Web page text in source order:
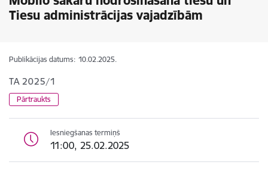
Tiesu administrācijas vajadzībām
Publikācijas datums: 10.02.2025.
TA 2025/1
Pārtraukts
Iesniegšanas termiņš
11:00, 25.02.2025